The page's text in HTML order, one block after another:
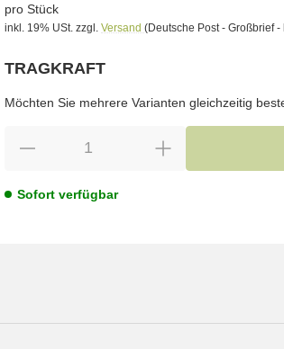
pro Stück
inkl. 19% USt. zzgl. Versand (Deutsche Post - Großbrief -
TRAGKRAFT
Möchten Sie mehrere Varianten gleichzeitig
Sofort verfügbar